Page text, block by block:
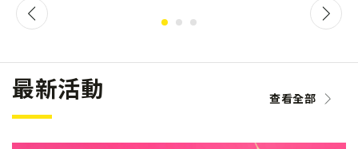
最新活動 查看全部